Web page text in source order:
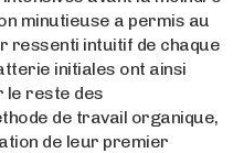
minutieuse a permis au
ressenti intuitif de chaque
initiales ont ainsi
le reste des
de travail organique,
de leur premier